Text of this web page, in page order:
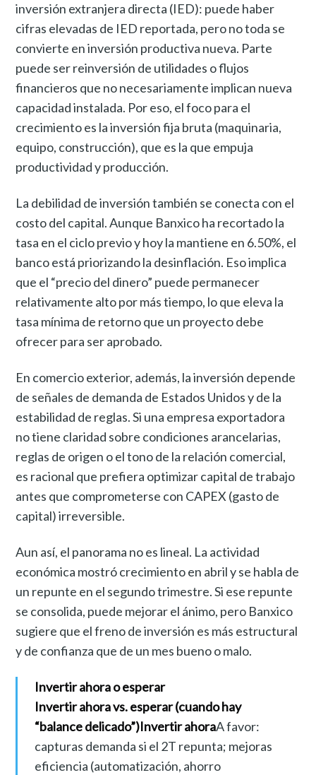
inversión extranjera directa (IED): puede haber
cifras elevadas de IED reportada, pero no toda se
convierte en inversión productiva nueva. Parte
puede ser reinversión de utilidades o flujos
financieros que no necesariamente implican nueva
capacidad instalada. Por eso, el foco para el
crecimiento es la inversión fija bruta (maquinaria,
equipo, construcción), que es la que empuja
productividad y producción.
La debilidad de inversión también se conecta con el
costo del capital. Aunque Banxico ha recortado la
tasa en el ciclo previo y hoy la mantiene en 6.50%, el
banco está priorizando la desinflación. Eso implica
que el “precio del dinero” puede permanecer
relativamente alto por más tiempo, lo que eleva la
tasa mínima de retorno que un proyecto debe
ofrecer para ser aprobado.
En comercio exterior, además, la inversión depende
de señales de demanda de Estados Unidos y de la
estabilidad de reglas. Si una empresa exportadora
no tiene claridad sobre condiciones arancelarias,
reglas de origen o el tono de la relación comercial,
es racional que prefiera optimizar capital de trabajo
antes que comprometerse con CAPEX (gasto de
capital) irreversible.
Aun así, el panorama no es lineal. La actividad
económica mostró crecimiento en abril y se habla de
un repunte en el segundo trimestre. Si ese repunte
se consolida, puede mejorar el ánimo, pero Banxico
sugiere que el freno de inversión es más estructural
y de confianza que de un mes bueno o malo.
Invertir ahora o esperar
Invertir ahora vs. esperar (cuando hay
“balance delicado”)Invertir ahoraA favor:
capturas demanda si el 2T repunta; mejoras
eficiencia (automatización, ahorro